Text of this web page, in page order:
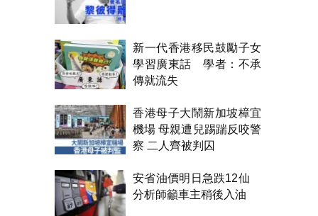
新一代香港移民鼓勵子女
學習廣東話 學者：不承
傳就流失
香港母子大鬧新加坡樟宜
機場 母親遭兒踢踹反咬警
察 二人齊被判囚
安省油價明日急跌12仙
分析師籲車主稍後入油